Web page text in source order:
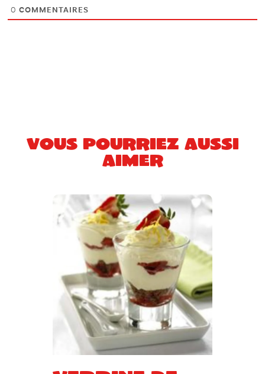
0 COMMENTAIRES
Vous pourriez aussi
aimer